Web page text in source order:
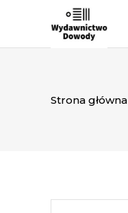
Strona główna